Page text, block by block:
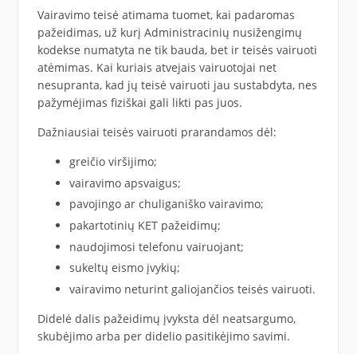
Vairavimo teisė atimama tuomet, kai padaromas
pažeidimas, už kurį Administracinių nusižengimų
kodekse numatyta ne tik bauda, bet ir teisės vairuoti
atėmimas. Kai kuriais atvejais vairuotojai net
nesupranta, kad jų teisė vairuoti jau sustabdyta, nes
pažymėjimas fiziškai gali likti pas juos.
Dažniausiai teisės vairuoti prarandamos dėl:
greičio viršijimo;
vairavimo apsvaigus;
pavojingo ar chuliganiško vairavimo;
pakartotinių KET pažeidimų;
naudojimosi telefonu vairuojant;
sukeltų eismo įvykių;
vairavimo neturint galiojančios teisės vairuoti.
Didelė dalis pažeidimų įvyksta dėl neatsargumo,
skubėjimo arba per didelio pasitikėjimo savimi.